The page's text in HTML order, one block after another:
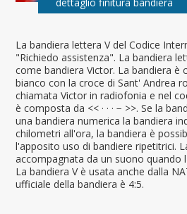
La bandiera lettera V del Codice
"Richiedo assistenza". La bandiera
come bandiera Victor. La bandiera è
bianco con la croce di Sant' Andrea
chiamata Victor in radiofonia e nel
è composta da << · · · − >>. Se la
una bandiera numerica la bandiera
chilometri all'ora, la bandiera è
l'apposito uso di bandiere ripetitrici.
accompagnata da un suono quando
La bandiera V è usata anche dalla
ufficiale della bandiera è 4:5.